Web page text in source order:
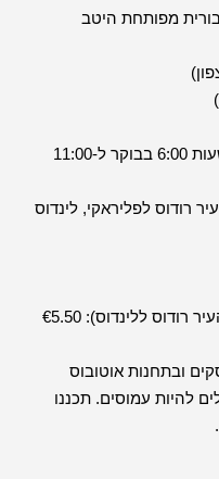
מפותחת היטב
האוטובוסים פועלים מדי יום בין השעות 6:00 בבוקר ל-11:00
רודוס לפליראקי, לינדוס
נסיעות למרחקים ארוכים (למשל, העיר רודוס ללינדוס): €5.50
ובתחנות אוטובוס
להיות עמוסים. תכננו